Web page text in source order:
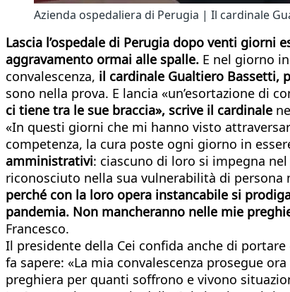
Azienda ospedaliera di Perugia | Il cardinale
Lascia l’ospedale di Perugia dopo venti
aggravamento ormai alle spalle. E nel giorno
convalescenza, il cardinale Gualtiero Bassetti,
sono nella prova. E lancia «un’esortazione di
ci tiene tra le sue braccia», scrive il cardinale
«In questi giorni che mi hanno visto
competenza, la cura poste ogni giorno in
amministrativi: ciascuno di loro si impegna
riconosciuto nella sua vulnerabilità di persona
perché con la loro opera instancabile si
pandemia. Non mancheranno nelle mie
Francesco.
Il presidente della Cei confida anche di portare
fa sapere: «La mia convalescenza prosegue
preghiera per quanti soffrono e vivono